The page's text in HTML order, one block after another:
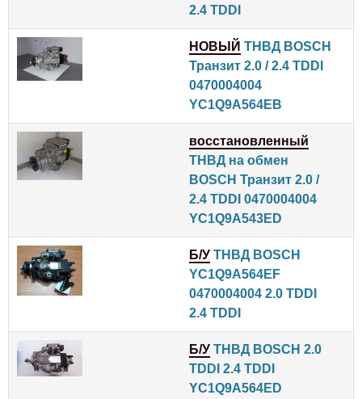
2.4 TDDI
НОВЫЙ ТНВД BOSCH
Транзит 2.0 / 2.4 TDDI
0470004004
YC1Q9A564EB
восстановленный
ТНВД на обмен
BOSCH Транзит 2.0 /
2.4 TDDI 0470004004
YC1Q9A543ED
Б/У ТНВД BOSCH
YC1Q9A564EF
0470004004 2.0 TDDI
2.4 TDDI
Б/У ТНВД BOSCH 2.0
TDDI 2.4 TDDI
YC1Q9A564ED